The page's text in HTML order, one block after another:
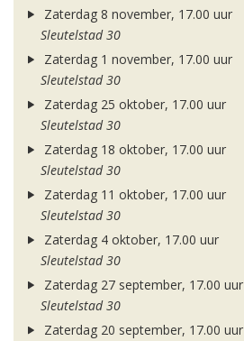
Zaterdag 8 november, 17.00 uur
Sleutelstad 30
Zaterdag 1 november, 17.00 uur
Sleutelstad 30
Zaterdag 25 oktober, 17.00 uur
Sleutelstad 30
Zaterdag 18 oktober, 17.00 uur
Sleutelstad 30
Zaterdag 11 oktober, 17.00 uur
Sleutelstad 30
Zaterdag 4 oktober, 17.00 uur
Sleutelstad 30
Zaterdag 27 september, 17.00 uur
Sleutelstad 30
Zaterdag 20 september, 17.00 uur